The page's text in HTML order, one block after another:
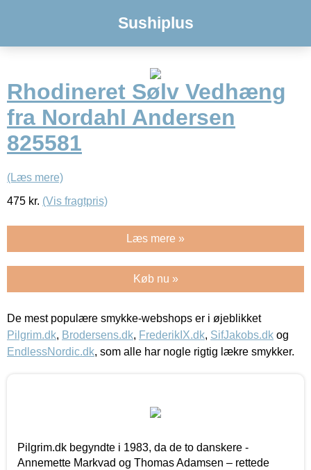
Sushiplus
Rhodineret Sølv Vedhæng
fra Nordahl Andersen
825581
(Læs mere)
475 kr. (Vis fragtpris)
Læs mere »
Køb nu »
De mest populære smykke-webshops er i øjeblikket
Pilgrim.dk, Brodersens.dk, FrederikIX.dk, SifJakobs.dk og
EndlessNordic.dk, som alle har nogle rigtig lækre smykker.
Pilgrim.dk begyndte i 1983, da de to danskere -
Annemette Markvad og Thomas Adamsen – rettede